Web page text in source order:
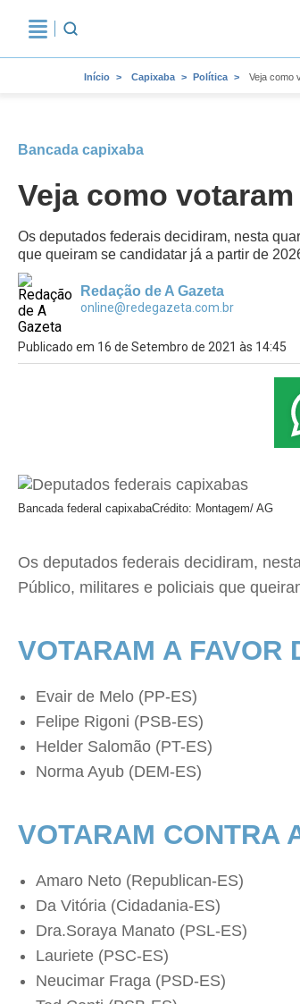
Início Capixaba Política Veja como
Bancada capixaba
Veja como
Os deputados federais decidiram, nesta
que queiram se candidatar já a partir de
Redação de A Gazeta
online@redegazeta.com.br
Publicado em 16 de Setembro de 2021 às 14:45
Bancada federal capixabaCrédito: Montagem/ AG
Os deputados federais decidiram,
Público, militares e policiais que
VOTARAM A FAVOR
Evair de Melo (PP-ES)
Felipe Rigoni (PSB-ES)
Helder Salomão (PT-ES)
Norma Ayub (DEM-ES)
VOTARAM CONTRA
Amaro Neto (Republican-ES)
Da Vitória (Cidadania-ES)
Dra.Soraya Manato (PSL-ES)
Lauriete (PSC-ES)
Neucimar Fraga (PSD-ES)